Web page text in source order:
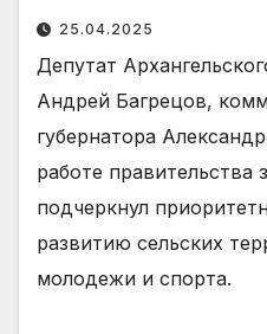
25.04.2025
Депутат
Андрей Багрецов,
губернатора
работе правительства
подчеркнул
развитию сельских
молодежи и спорта.